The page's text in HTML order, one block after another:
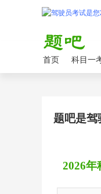
首页 科目一
题吧是驾
2026年